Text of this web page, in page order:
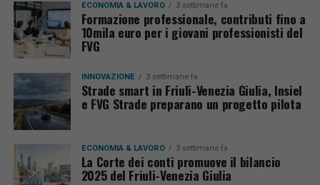
ECONOMIA & LAVORO 3 settimane fa
Formazione professionale, contributi fino a
10mila euro per i giovani professionisti del
FVG
INNOVAZIONE 3 settimane fa
Strade smart in Friuli-Venezia Giulia, Insiel
e FVG Strade preparano un progetto pilota
ECONOMIA & LAVORO 3 settimane fa
La Corte dei conti promuove il bilancio
2025 del Friuli-Venezia Giulia